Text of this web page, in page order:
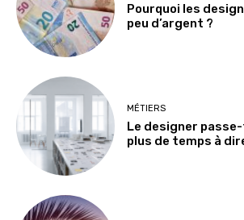
Pourquoi les
peu d’argent ?
MÉTIERS
Le designer
plus de temps à